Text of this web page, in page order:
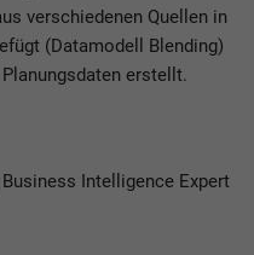
verschiedenen Quellen in
(Datamodell Blending)
erstellt.
Intelligence Expert